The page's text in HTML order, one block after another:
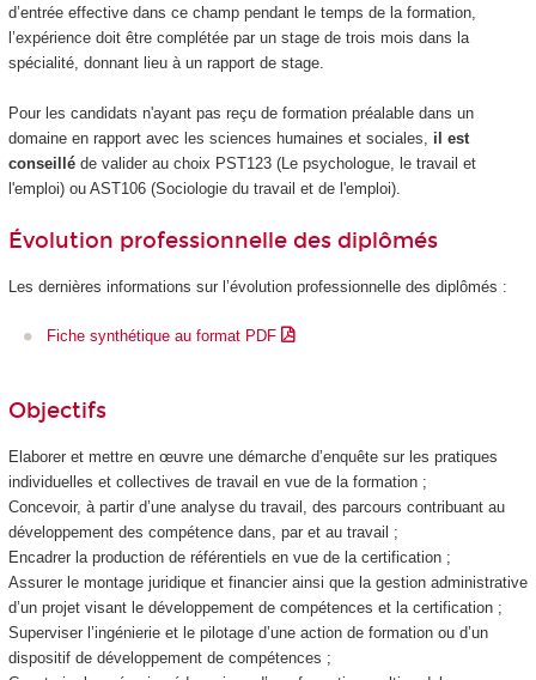
d’entrée effective dans ce champ pendant le temps de la formation,
l’expérience doit être complétée par un stage de trois mois dans la
spécialité, donnant lieu à un rapport de stage.
Pour les candidats n'ayant pas reçu de formation préalable dans un
domaine en rapport avec les sciences humaines et sociales, il est
conseilléde valider au choix PST123 (Le psychologue, le travail et
l'emploi) ou AST106 (Sociologie du travail et de l'emploi).
Évolution professionnelle des diplômés
Les dernières informations sur l’évolution professionnelle des diplômés :
Fiche synthétique au format PDF
Objectifs
Elaborer et mettre en œuvre une démarche d’enquête sur les pratiques
individuelles et collectives de travail en vue de la formation ;
Concevoir, à partir d’une analyse du travail, des parcours contribuant au
développement des compétence dans, par et au travail ;
Encadrer la production de référentiels en vue de la certification ;
Assurer le montage juridique et financier ainsi que la gestion administrative
d’un projet visant le développement de compétences et la certification ;
Superviser l’ingénierie et le pilotage d’une action de formation ou d’un
dispositif de développement de compétences ;